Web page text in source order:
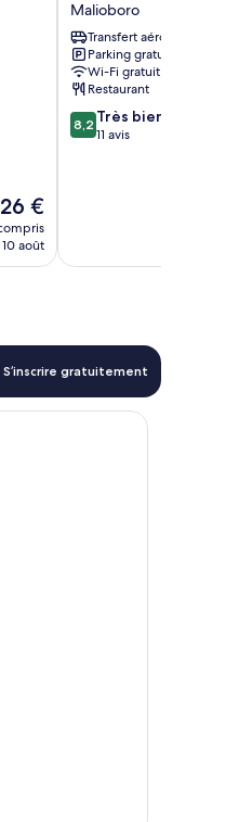
Le
nouveau
prix
26 €
août
Hotel
Malioboro
Malioboro
Transfert aéroport
Parking gratuit
Wi-Fi gratuit
Restaurant
8.2
sur
8,2 Très bien
11 avis
S’inscrire gratuitement